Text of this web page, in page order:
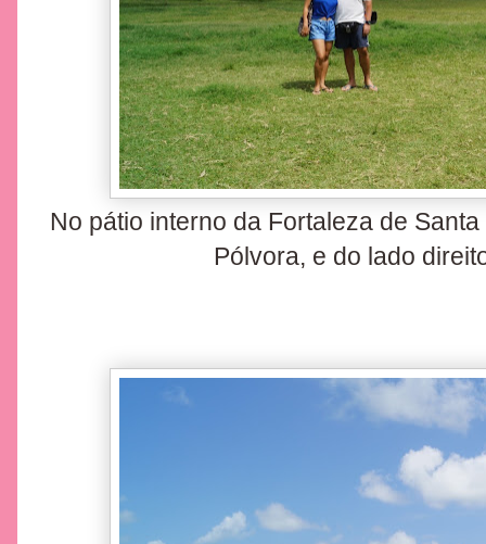
No pátio interno da Fortaleza de
Pólvora, e do lado